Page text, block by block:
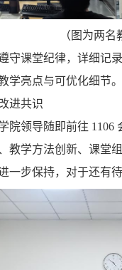
（图为两名
守课堂纪律，详细记
学亮点与可优化细节。
进共识
院领导随即前往
教学方法创新、课堂
一步保持，对于还有